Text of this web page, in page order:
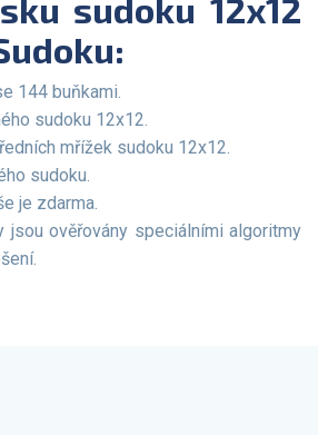
144 buňkami.
sudoku 12x12.
mřížek sudoku 12x12.
sudoku.
je zdarma.
jsou ověřovány speciálními algoritmy